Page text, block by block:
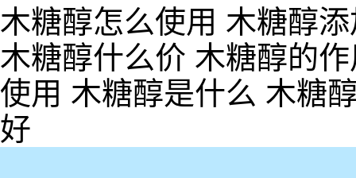
木糖醇怎么使用 木糖醇
木糖醇什么价 木糖醇的
使用 木糖醇是什么 木糖
好